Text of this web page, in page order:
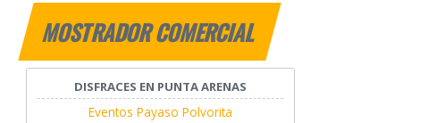
MOSTRADOR COMERCIAL
DISFRACES EN PUNTA ARENAS
Eventos Payaso Polvorita